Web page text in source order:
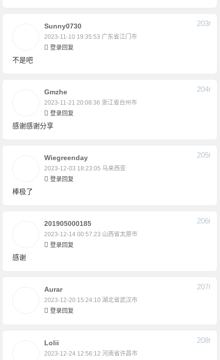
Sunny0730
2023-11-10 19:35:53 广东省江门市
203F
登录回复
不是吧
Gmzhe
2023-11-21 20:08:36 浙江省台州市
204F
登录回复
感谢感谢分享
Wiegreenday
2023-12-03 18:23:05 马来西亚
205F
登录回复
棒极了
201905000185
2023-12-14 00:57:23 山西省太原市
206F
登录回复
感谢
Aurar
2023-12-20 15:24:10 湖北省武汉市
207F
登录回复
Lolii
2023-12-24 12:56:12 河南省许昌市
208F